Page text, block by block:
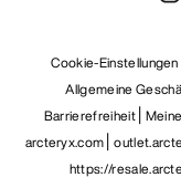
Cookie-Einstellungen
Allgemeine
Barrierefreiheit
arcteryx.com
https://